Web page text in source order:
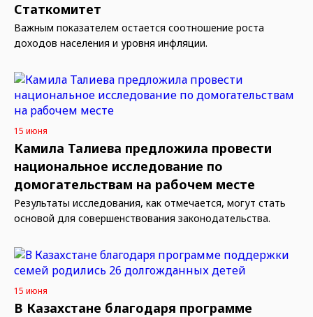
Статкомитет
Важным показателем остается соотношение роста
доходов населения и уровня инфляции.
15 июня
Камила Талиева предложила провести
национальное исследование по
домогательствам на рабочем месте
Результаты исследования, как отмечается, могут стать
основой для совершенствования законодательства.
15 июня
В Казахстане благодаря программе